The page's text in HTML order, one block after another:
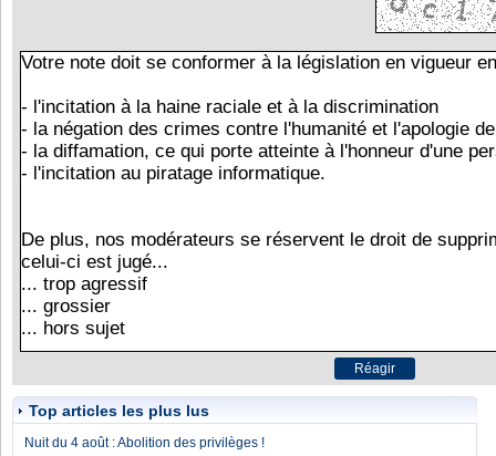
Top articles les plus lus
Nuit du 4 août : Abolition des privilèges !